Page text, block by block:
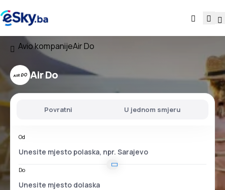
Avio kompanijeAir Do
Air Do
Povratni U jednom smjeru
Od
Do